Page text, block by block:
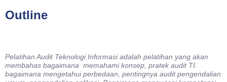
Outline
Pelatihan Audit Teknologi Informasi adalah pelatihan yang akan
membahas bagaimana memahami konsep, pratek audit TI.
bagaimana mengetahui perbedaan, pentingnya audit pengendalian